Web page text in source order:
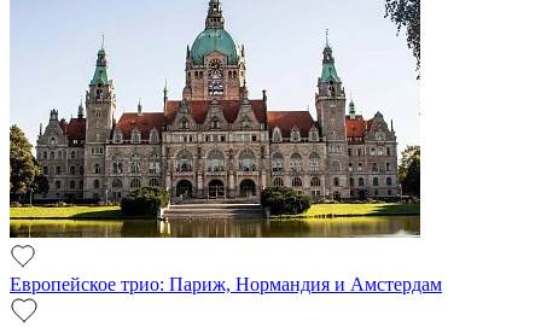
Европейское трио: Париж, Нормандия и Амстердам